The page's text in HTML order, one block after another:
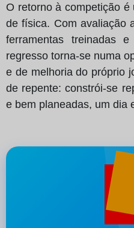
O retorno à competição
de física. Com avaliação
ferramentas treinadas
regresso torna-se numa
e de melhoria do próprio
de repente: constrói-se
e bem planeadas, um dia